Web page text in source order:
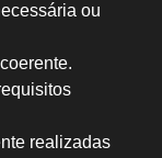
ou
realizadas